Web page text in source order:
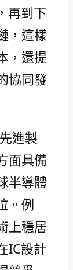
再到下
，這樣
，還提
協同發
進製
面具備
半導體
。例
上穩居
IC設計